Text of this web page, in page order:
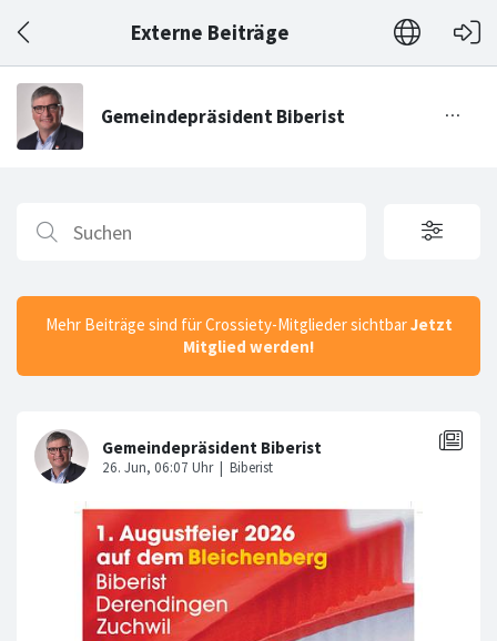
Externe Beiträge
Mehr Beiträge sind für Crossiety-Mitglieder sichtbarJetzt
Mitglied werden!